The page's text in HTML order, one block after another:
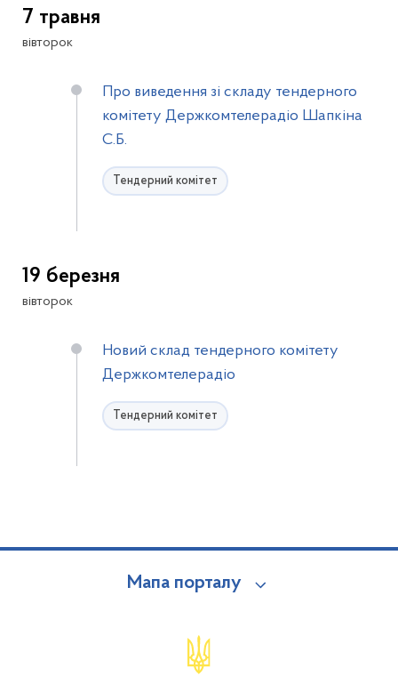
7 травня
вівторок
Про виведення зі складу тендерного
комітету Держкомтелерадіо Шапкіна
С.Б.
Тендерний комітет
19 березня
вівторок
Новий склад тендерного комітету
Держкомтелерадіо
Тендерний комітет
Мапа порталу